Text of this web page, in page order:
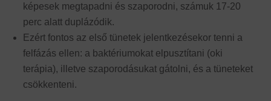
képesek megtapadni és szaporodni, számuk 17-20
perc alatt duplázódik.
Ezért fontos az első tünetek jelentkezésekor tenni a
felfázás ellen: a baktériumokat elpusztítani (oki
terápia), illetve szaporodásukat gátolni, és a tüneteket
csökkenteni.